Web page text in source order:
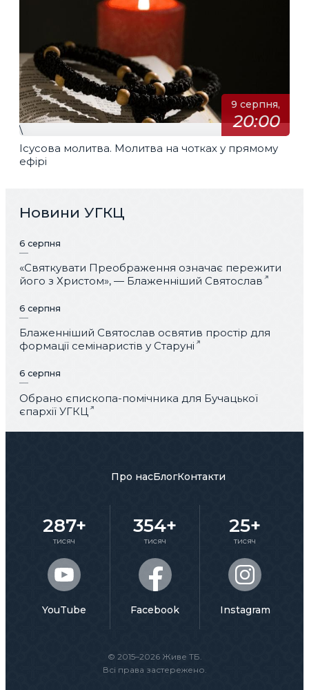
9 серпня,
20:00
\
Ісусова молитва. Молитва на чотках у прямому
ефірі
Новини УГКЦ
6 серпня
«Святкувати Преображення означає пережити
його з Христом», — Блаженніший Святослав
6 серпня
Блаженніший Святослав освятив простір для
формації семінаристів у Старуні
6 серпня
Обрано єпископа-помічника для Бучацької
єпархії УГКЦ
© 2015–2026 Живе ТБ.
Всі права застережено.
Про насБлогКонтакти
287+
тисяч
YouTube
354+
тисяч
Facebook
25+
тисяч
Instagram